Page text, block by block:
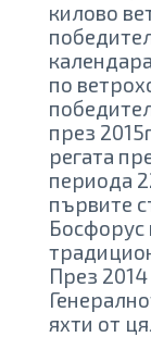
килово
по
през
регата
периода
първите
Босфорус
През
яхти от